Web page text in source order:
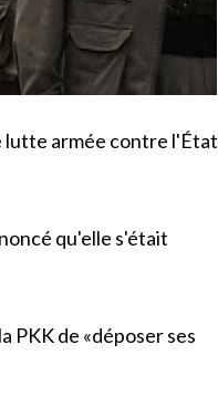
lutte armée contre l'État
qu'elle s'était
PKK de «déposer ses